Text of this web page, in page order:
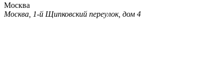
Москва
Москва, 1-й Щипковский переулок, дом 4